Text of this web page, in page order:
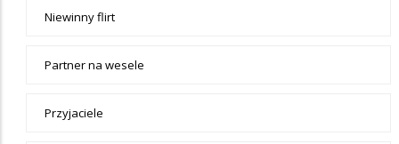
menu-Niewinny flirt
Partner na wesele
Przyjaciele